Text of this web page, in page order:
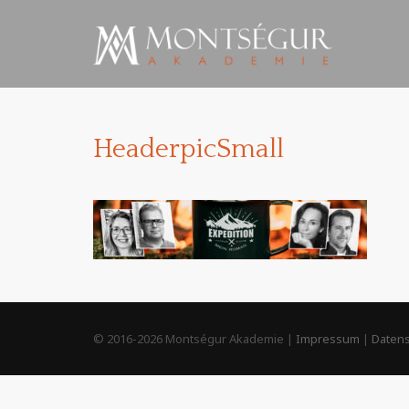
HeaderpicSmall
© 2016-2026 Montségur Akademie | Impressum |